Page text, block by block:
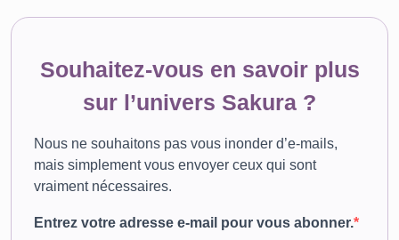
Souhaitez-vous en savoir plus
sur l’univers Sakura ?
Nous ne souhaitons pas vous inonder d’e-mails,
mais simplement vous envoyer ceux qui sont
vraiment nécessaires.
Entrez votre adresse e-mail pour vous abonner.